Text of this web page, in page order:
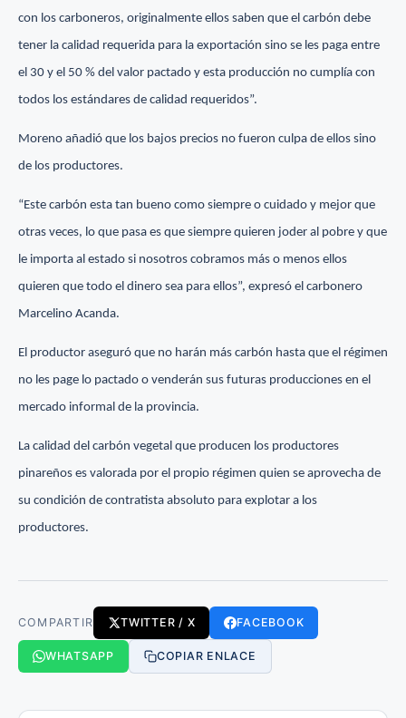
con los carboneros, originalmente ellos saben que el carbón debe
tener la calidad requerida para la exportación sino se les paga entre
el 30 y el 50 % del valor pactado y esta producción no cumplía con
todos los estándares de calidad requeridos”.
Moreno añadió que los bajos precios no fueron culpa de ellos sino
de los productores.
“Este carbón esta tan bueno como siempre o cuidado y mejor que
otras veces, lo que pasa es que siempre quieren joder al pobre y que
le importa al estado si nosotros cobramos más o menos ellos
quieren que todo el dinero sea para ellos”, expresó el carbonero
Marcelino Acanda.
El productor aseguró que no harán más carbón hasta que el régimen
no les page lo pactado o venderán sus futuras producciones en el
mercado informal de la provincia.
La calidad del carbón vegetal que producen los productores
pinareños es valorada por el propio régimen quien se aprovecha de
su condición de contratista absoluto para explotar a los
productores.
COMPARTIR TWITTER / X FACEBOOK
WHATSAPP COPIAR ENLACE